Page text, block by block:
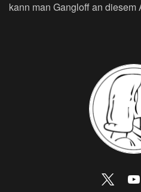
kann man Gangloff an diesem